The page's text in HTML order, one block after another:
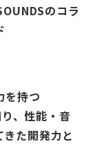
のコラ
を持つ
、性能・音
た開発力と